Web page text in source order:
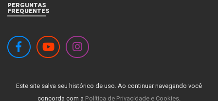
PERGUNTAS
FREQUENTES
Este site salva seu histórico de uso. Ao continuar navegando você
concorda com a Política de Privacidade e Cookies.